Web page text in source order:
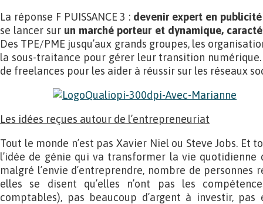
La réponse F PUISSANCE 3 : devenir expert en
se lancer sur un marché porteur et dynamique,
Des TPE/PME jusqu’aux grands groupes, les
la sous-traitance pour gérer leur transition
de freelances pour les aider à réussir sur les réseaux
Les idées reçues autour de l’entrepreneuriat
Tout le monde n’est pas Xavier Niel ou Steve Jobs. Et
l’idée de génie qui va transformer la vie quotidienne
malgré l’envie d’entreprendre, nombre de personnes
elles se disent qu’elles n’ont pas les
comptables), pas beaucoup d’argent à investir,